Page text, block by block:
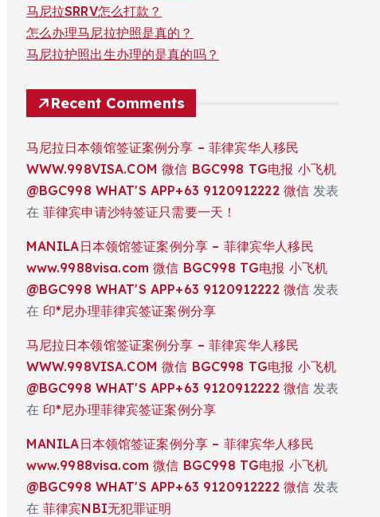
马尼拉SRRV怎么打款？
怎么办理马尼拉护照是真的？
马尼拉护照出生办理的是真的吗？
Recent Comments
马尼拉日本领馆签证案例分享 – 菲律宾华人移民
WWW.998VISA.COM 微信 BGC998 TG电报 小飞机
@BGC998 WHAT'S APP+63 9120912222 微信 发表
在 菲律宾申请沙特签证只需要一天！
MANILA日本领馆签证案例分享 – 菲律宾华人移民
www.9988visa.com 微信 BGC998 TG电报 小飞机
@BGC998 WHAT'S APP+63 9120912222 微信 发表
在 印*尼办理菲律宾签证案例分享
马尼拉日本领馆签证案例分享 – 菲律宾华人移民
WWW.998VISA.COM 微信 BGC998 TG电报 小飞机
@BGC998 WHAT'S APP+63 9120912222 微信 发表
在 印*尼办理菲律宾签证案例分享
MANILA日本领馆签证案例分享 – 菲律宾华人移民
www.9988visa.com 微信 BGC998 TG电报 小飞机
@BGC998 WHAT'S APP+63 9120912222 微信 发表
在 菲律宾NBI无犯罪证明